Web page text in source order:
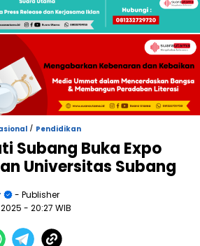
/ Pendidikan
Subang Buka Expo
Universitas Subang
- Publisher
- 20:27 WIB